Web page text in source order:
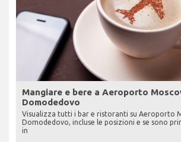
Mangiare e bere a Aeroporto
Domodedovo
Visualizza tutti i bar e ristoranti su Aeroporto